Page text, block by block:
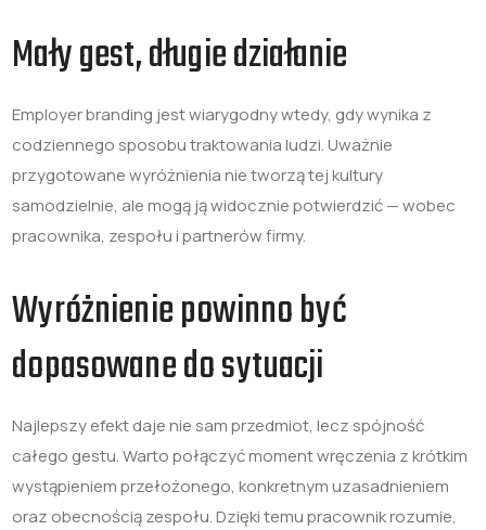
Mały gest, długie działanie
Employer branding jest wiarygodny wtedy, gdy wynika z
codziennego sposobu traktowania ludzi. Uważnie
przygotowane wyróżnienia nie tworzą tej kultury
samodzielnie, ale mogą ją widocznie potwierdzić — wobec
pracownika, zespołu i partnerów firmy.
Wyróżnienie powinno być
dopasowane do sytuacji
Najlepszy efekt daje nie sam przedmiot, lecz spójność
całego gestu. Warto połączyć moment wręczenia z krótkim
wystąpieniem przełożonego, konkretnym uzasadnieniem
oraz obecnością zespołu. Dzięki temu pracownik rozumie,